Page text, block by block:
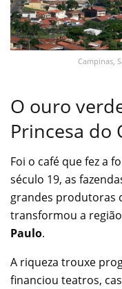
Campinas,
O ouro
Princesa do
Foi o café que fez a
século 19, as
grandes produtoras
transformou a
Paulo.
A riqueza trouxe
financiou teatros,